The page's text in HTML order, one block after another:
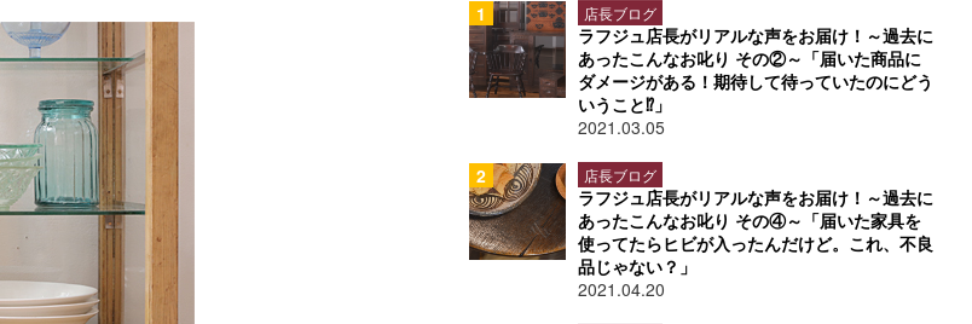
店長ブログ
ラフジュ店長がリアルな声をお届け！～過去に
あったこんなお叱り その②～「届いた商品に
ダメージがある！期待して待っていたのにどう
いうこと⁉」
2021.03.05
店長ブログ
ラフジュ店長がリアルな声をお届け！～過去に
あったこんなお叱り その④～「届いた家具を
使ってたらヒビが入ったんだけど。これ、不良
品じゃない？」
2021.04.20